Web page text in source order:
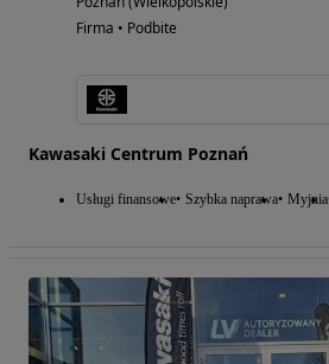
Firma • Podbite
Kawasaki Centrum Poznań
Usługi finansowe Szybka naprawa Myjnia